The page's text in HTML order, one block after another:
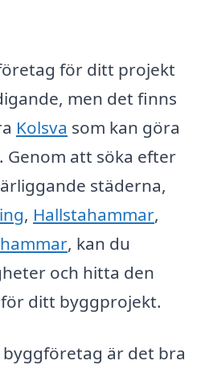
för ditt projekt
men det finns
Kolsva som kan göra
Genom att söka efter
städerna,
, Hallstahammar,
, kan du
och hitta den
ditt byggprojekt.
är det bra